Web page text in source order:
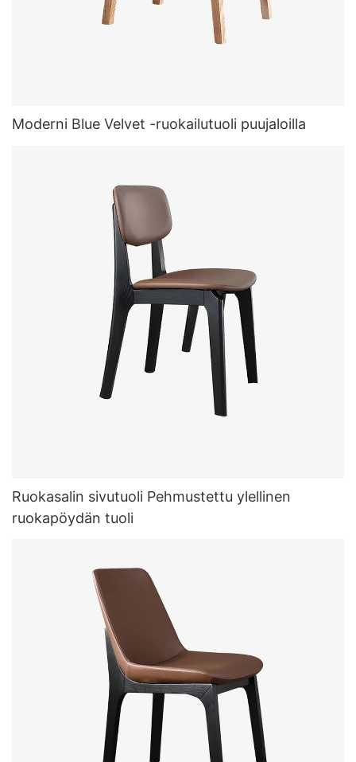
Moderni Blue Velvet -ruokailutuoli puujaloilla
Ruokasalin sivutuoli Pehmustettu ylellinen
ruokapöydän tuoli